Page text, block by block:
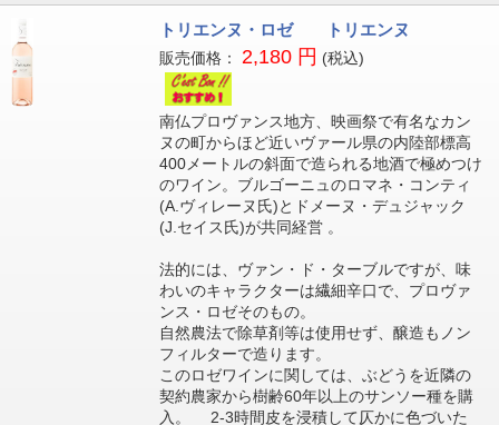
トリエンヌ・ロゼ トリエンヌ
販売価格： 2,180 円 (税込)
南仏プロヴァンス地方、映画祭で有名なカン
ヌの町からほど近いヴァール県の内陸部標高
400メートルの斜面で造られる地酒で極めつけ
のワイン。ブルゴーニュのロマネ・コンティ
(A.ヴィレーヌ氏)とドメーヌ・デュジャック
(J.セイス氏)が共同経営 。
法的には、ヴァン・ド・ターブルですが、味
わいのキャラクターは繊細辛口で、プロヴァ
ンス・ロゼそのもの。
自然農法で除草剤等は使用せず、醸造もノン
フィルターで造ります。
このロゼワインに関しては、ぶどうを近隣の
契約農家から樹齢60年以上のサンソー種を購
入。 2-3時間皮を浸積して仄かに色づいた